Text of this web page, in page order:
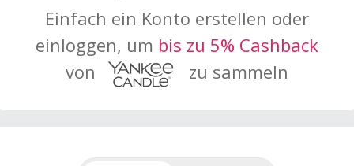
Einfach ein Konto erstellen oder
einloggen, um bis zu 5% Cashback
von
zu sammeln